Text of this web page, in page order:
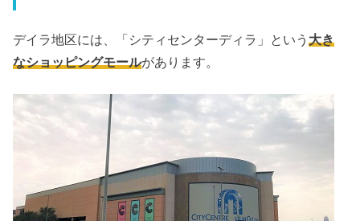
デイラ地区には、「シティセンターディラ」という 大き
なショッピングモールがあります。